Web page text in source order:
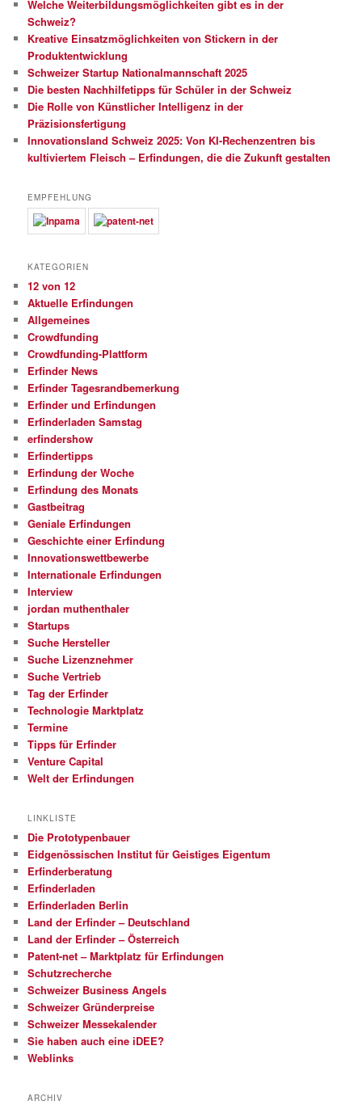
Welche Weiterbildungsmöglichkeiten gibt es in der
Schweiz?
Kreative Einsatzmöglichkeiten von Stickern in der
Produktentwicklung
Schweizer Startup Nationalmannschaft 2025
Die besten Nachhilfetipps für Schüler in der Schweiz
Die Rolle von Künstlicher Intelligenz in der
Präzisionsfertigung
Innovationsland Schweiz 2025: Von KI-Rechenzentren bis
kultiviertem Fleisch – Erfindungen, die die Zukunft gestalten
EMPFEHLUNG
KATEGORIEN
12 von 12
Aktuelle Erfindungen
Allgemeines
Crowdfunding
Crowdfunding-Plattform
Erfinder News
Erfinder Tagesrandbemerkung
Erfinder und Erfindungen
Erfinderladen Samstag
erfindershow
Erfindertipps
Erfindung der Woche
Erfindung des Monats
Gastbeitrag
Geniale Erfindungen
Geschichte einer Erfindung
Innovationswettbewerbe
Internationale Erfindungen
Interview
jordan muthenthaler
Startups
Suche Hersteller
Suche Lizenznehmer
Suche Vertrieb
Tag der Erfinder
Technologie Marktplatz
Termine
Tipps für Erfinder
Venture Capital
Welt der Erfindungen
LINKLISTE
Die Prototypenbauer
Eidgenössischen Institut für Geistiges Eigentum
Erfinderberatung
Erfinderladen
Erfinderladen Berlin
Land der Erfinder – Deutschland
Land der Erfinder – Österreich
Patent-net – Marktplatz für Erfindungen
Schutzrecherche
Schweizer Business Angels
Schweizer Gründerpreise
Schweizer Messekalender
Sie haben auch eine iDEE?
Weblinks
ARCHIV